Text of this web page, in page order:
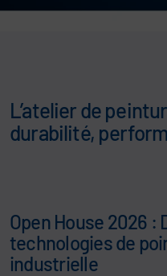
L’atelier de
durabilité,
Open House 2026 :
technologies de
industrielle